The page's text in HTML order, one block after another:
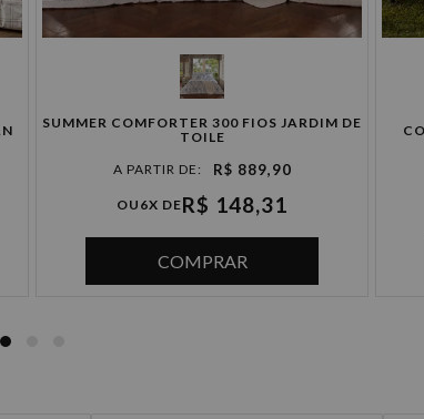
SUMMER COMFORTER 300 FIOS JARDIM DE
TOILE
R$ 889,90
OU 6X DER$ 148,31
COMPRAR